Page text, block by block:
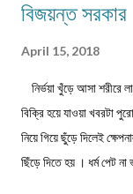
বিজয়ন্ত সরকার
April 15, 2018
নির্ভয়া খুঁড়ে আসা শরীরে
বিক্রি হয়ে যাওয়া খবরটা
নিয়ে গিয়ে ছুঁড়ে দিলেই
ছিঁড়ে দিতে হয় । ধর্ম পেট